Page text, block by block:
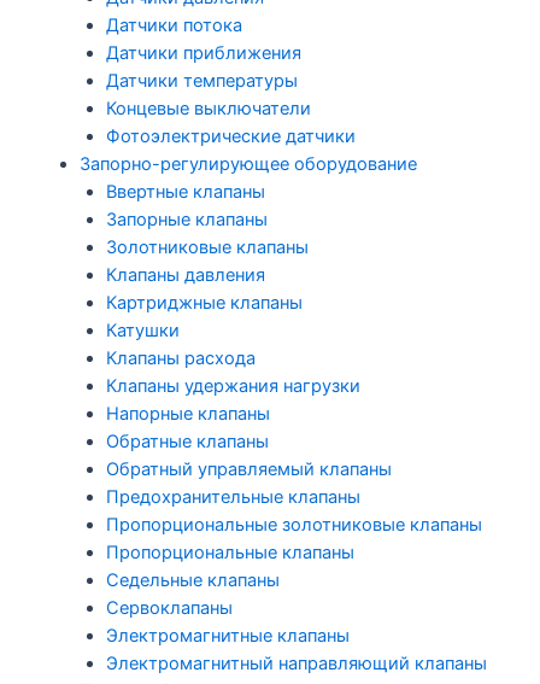
Датчики потока
Датчики приближения
Датчики температуры
Концевые выключатели
Фотоэлектрические датчики
Запорно-регулирующее оборудование
Ввертные клапаны
Запорные клапаны
Золотниковые клапаны
Клапаны давления
Картриджные клапаны
Катушки
Клапаны расхода
Клапаны удержания нагрузки
Напорные клапаны
Обратные клапаны
Обратный управляемый клапаны
Предохранительные клапаны
Пропорциональные золотниковые клапаны
Пропорциональные клапаны
Седельные клапаны
Сервоклапаны
Электромагнитные клапаны
Электромагнитный направляющий клапаны